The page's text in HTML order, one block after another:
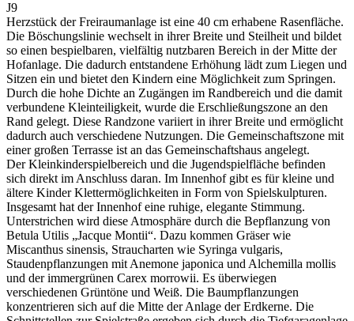
J9
Herzstück der Freiraumanlage ist eine 40 cm erhabene Rasenfläche.
Die Böschungslinie wechselt in ihrer Breite und Steilheit und bildet
so einen bespielbaren, vielfältig nutzbaren Bereich in der Mitte der
Hofanlage. Die dadurch entstandene Erhöhung lädt zum Liegen und
Sitzen ein und bietet den Kindern eine Möglichkeit zum Springen.
Durch die hohe Dichte an Zugängen im Randbereich und die damit
verbundene Kleinteiligkeit, wurde die Erschließungszone an den
Rand gelegt. Diese Randzone variiert in ihrer Breite und ermöglicht
dadurch auch verschiedene Nutzungen. Die Gemeinschaftszone mit
einer großen Terrasse ist an das Gemeinschaftshaus angelegt.
Der Kleinkinderspielbereich und die Jugendspielfläche befinden
sich direkt im Anschluss daran. Im Innenhof gibt es für kleine und
ältere Kinder Klettermöglichkeiten in Form von Spielskulpturen.
Insgesamt hat der Innenhof eine ruhige, elegante Stimmung.
Unterstrichen wird diese Atmosphäre durch die Bepflanzung von
Betula Utilis „Jacque Montii“. Dazu kommen Gräser wie
Miscanthus sinensis, Straucharten wie Syringa vulgaris,
Staudenpflanzungen mit Anemone japonica und Alchemilla mollis
und der immergrünen Carex morrowii. Es überwiegen
verschiedenen Grüntöne und Weiß. Die Baumpflanzungen
konzentrieren sich auf die Mitte der Anlage der Erdkerne. Die